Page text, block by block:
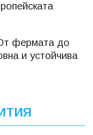
фермата до
и устойчива